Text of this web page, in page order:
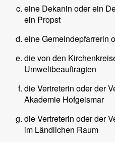
eine Dekanin oder ein
ein Propst
eine Gemeindepfarrerin
die von den
Umweltbeauftragten
die Vertreterin oder der
Akademie Hofgeismar
die Vertreterin oder der
im Ländlichen Raum